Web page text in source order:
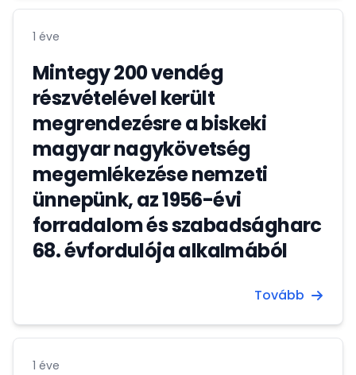
1 éve
Mintegy 200 vendég
részvételével került
megrendezésre a biskeki
magyar nagykövetség
megemlékezése nemzeti
ünnepünk, az 1956-évi
forradalom és szabadságharc
68. évfordulója alkalmából
Tovább
1 éve